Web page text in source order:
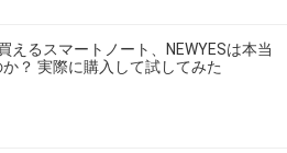
えるスマートノート、NEWYESは本当
？ 実際に購入して試してみた